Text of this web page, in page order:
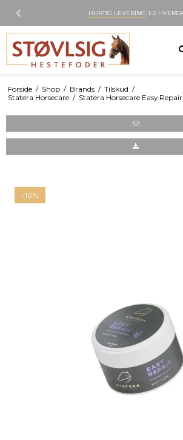
LEVERING 1-2 HVERDAGE
Forside / Shop / Brands / Tilskud /
Statera Horsecare / Statera Horsecare Easy Repair
-10%